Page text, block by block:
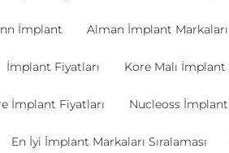
İmplant Alman İmplant Markaları
İmplant Fiyatları Kore Malı İmplant
İmplant Fiyatları Nucleoss İmplant
En İyi İmplant Markaları Sıralaması